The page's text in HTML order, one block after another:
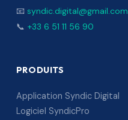
📧 syndic.digital@gmail.com
📞 +33 6 51 11 56 90
PRODUITS
Application Syndic Digital
Logiciel SyndicPro